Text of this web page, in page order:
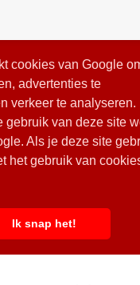
cookies van Google
advertenties te
verkeer te analyseren.
gebruik van deze site
Als je deze site
het gebruik van
Ik snap het!